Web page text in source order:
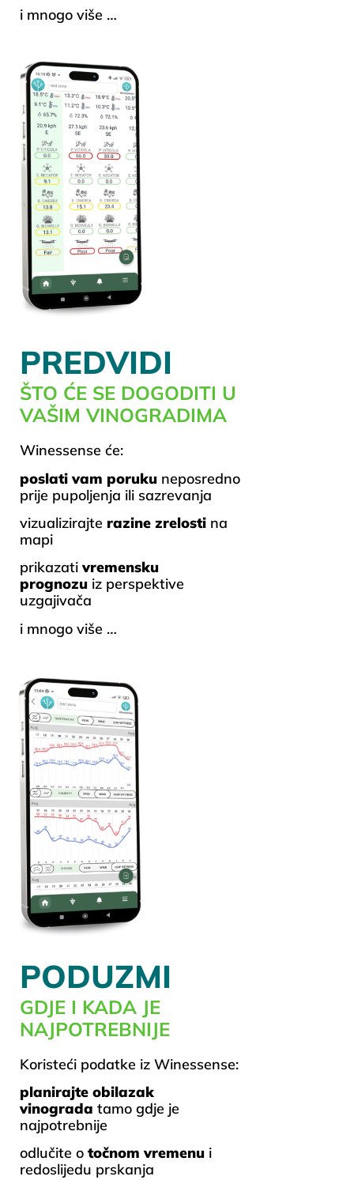
i mnogo više …
PREDVIDI
ŠTO ĆE SE DOGODITI U
VAŠIM VINOGRADIMA
Winessense će:
poslati vam poruku neposredno
prije pupoljenja ili sazrevanja
vizualizirajte razine zrelosti na
mapi
prikazati vremensku
prognozu iz perspektive
uzgajivača
i mnogo više …
PODUZMI
GDJE I KADA JE
NAJPOTREBNIJE
Koristeći podatke iz Winessense:
planirajte obilazak
vinograda tamo gdje je
najpotrebnije
odlučite o točnom vremenu i
redoslijedu prskanja